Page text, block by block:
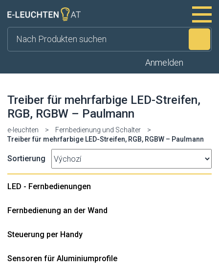
Anmelden
Treiber für mehrfarbige LED-Streifen,
RGB, RGBW – Paulmann
e-leuchten > Fernbedienung und Schalter
>
Treiber für mehrfarbige LED-Streifen, RGB, RGBW – Paulmann
Sortierung
LED - Fernbedienungen
Fernbedienung an der Wand
Steuerung per Handy
Sensoren für Aluminiumprofile